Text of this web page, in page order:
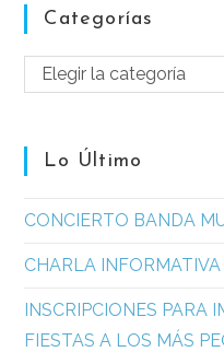
Categorías
Elegir la categoría
Lo Último
CONCIERTO BANDA
CHARLA
INSCRIPCIONES PARA
FIESTAS A LOS MÁS